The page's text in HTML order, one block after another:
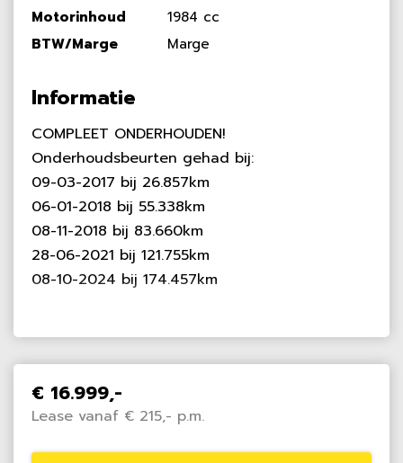
Motorinhoud
1984 cc
BTW/Marge
Marge
Informatie
COMPLEET ONDERHOUDEN!
Onderhoudsbeurten gehad bij:
09-03-2017 bij 26.857km
06-01-2018 bij 55.338km
08-11-2018 bij 83.660km
28-06-2021 bij 121.755km
08-10-2024 bij 174.457km
€ 16.999,-
Lease vanaf € 215,- p.m.